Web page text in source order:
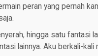
peran yang pernah
hingga satu fantasi
lainnya. Aku berkali-